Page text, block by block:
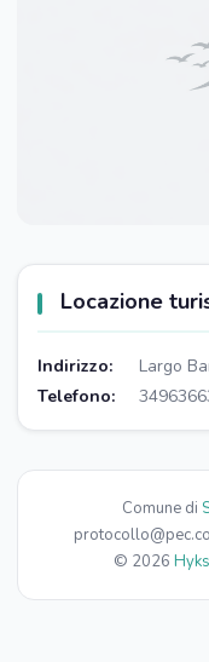
Locazione
Indirizzo:
Largo
Telefono:
Comune di
© 2026